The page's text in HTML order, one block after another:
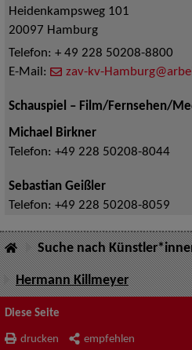
Heidenkampsweg 101
20097 Hamburg
Telefon: + 49 228 50208-8800
E-Mail:
zav-kv-
Schauspiel – Film/Fernsehen/
Michael Birkner
Telefon: +49 228 50208-8044
Sebastian Geißler
Telefon: +49 228 50208-8059
Suche nach
Hermann Killmeyer
Diese Seite
drucken empfehlen